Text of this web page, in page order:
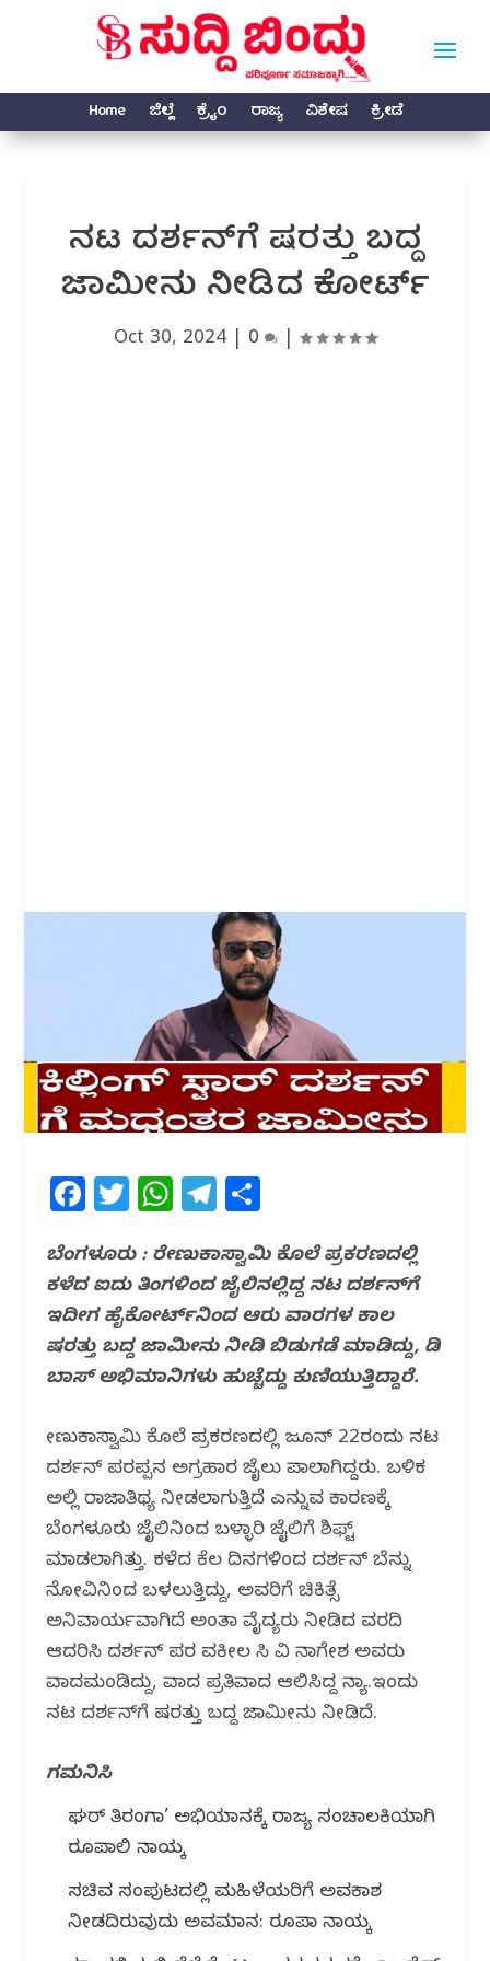
Home ಜಿಲ್ಲೆ ಕ್ರೈಂ ರಾಜ್ಯ ವಿಶೇಷ ಕ್ರೀಡೆ
ನಟ ದರ್ಶನ್‌ಗೆ ಷರತ್ತು ಬದ್ದ
ಜಾಮೀನು ನೀಡಿದ ಕೋರ್ಟ್
Oct 30, 2024 0
F
c
e
b
o
k
T
itt
e
r
W
at
s
A
p
T
e
g
ra
m
ar
e
ಬೆಂಗಳೂರು : ರೇಣುಕಾಸ್ವಾಮಿ ಕೊಲೆ ಪ್ರಕರಣದಲ್ಲಿ
ಕಳೆದ ಐದು ತಿಂಗಳಿಂದ ಜೈಲಿನಲ್ಲಿದ್ದ ನಟ ದರ್ಶನ್‌ಗೆ
ಇದೀಗ ಹೈಕೋರ್ಟ್‌ನಿಂದ ಆರು ವಾರಗಳ ಕಾಲ
ಷರತ್ತು ಬದ್ದ ಜಾಮೀನು ನೀಡಿ ಬಿಡುಗಡೆ ಮಾಡಿದ್ದು, ಡಿ
ಬಾಸ್ ಅಭಿಮಾನಿಗಳು ಹುಚ್ಚೆದ್ದು ಕುಣಿಯುತ್ತಿದ್ದಾರೆ.
ರೇಣುಕಾಸ್ವಾಮಿ ಕೊಲೆ ಪ್ರಕರಣದಲ್ಲಿ ಜೂನ್ 22ರಂದು ನಟ
ದರ್ಶನ್ ಪರಪ್ಪನ ಅಗ್ರಹಾರ ಜೈಲು ಪಾಲಾಗಿದ್ದರು. ಬಳಿಕ
ಅಲ್ಲಿ ರಾಜಾತಿಥ್ಯ ನೀಡಲಾಗುತ್ತಿದೆ ಎನ್ನುವ ಕಾರಣಕ್ಕೆ
ಬೆಂಗಳೂರು ಜೈಲಿನಿಂದ ಬಳ್ಳಾರಿ ಜೈಲಿಗೆ ಶಿಫ್ಟ್
ಮಾಡಲಾಗಿತ್ತು. ಕಳೆದ ಕೆಲ ದಿನಗಳಿಂದ ದರ್ಶನ್ ಬೆನ್ನು
ನೋವಿನಿಂದ ಬಳಲುತ್ತಿದ್ದು, ಅವರಿಗೆ ಚಿಕಿತ್ಸೆ
ಅನಿವಾರ್ಯವಾಗಿದೆ ಅಂತಾ ವೈದ್ಯರು ನೀಡಿದ ವರದಿ
ಆದರಿಸಿ ದರ್ಶನ್ ಪರ ವಕೀಲ‌ ಸಿ ವಿ ನಾಗೇಶ ಅವರು
ವಾದಮಂಡಿದ್ದು, ವಾದ ಪ್ರತಿವಾದ ಆಲಿಸಿದ್ದ ನ್ಯಾ.ಇಂದು
ನಟ ದರ್ಶನ್‌ಗೆ ಷರತ್ತು ಬದ್ದ ಜಾಮೀನು ನೀಡಿದೆ.
ಗಮನಿಸಿ
ಘರ್ ತಿರಂಗಾ’ ಅಭಿಯಾನಕ್ಕೆ ರಾಜ್ಯ ಸಂಚಾಲಕಿಯಾಗಿ
ರೂಪಾಲಿ ನಾಯ್ಕ
ಸಚಿವ ಸಂಪುಟದಲ್ಲಿ ಮಹಿಳೆಯರಿಗೆ ಅವಕಾಶ
ನೀಡದಿರುವುದು ಅವಮಾನ: ರೂಪಾ ನಾಯ್ಕ